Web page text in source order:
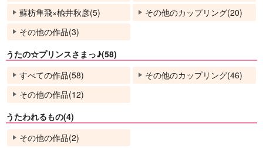
カート カート カート
No.13 No.13
蘇枋隼飛×楡井秋彦(5)
その他のカップリング(20)
その他の作品(3)
うたの☆プリンスさまっ♪(58)
すべての作品(58)
その他のカップリング(46)
その他の作品(12)
うたわれるもの(4)
その他の作品(2)